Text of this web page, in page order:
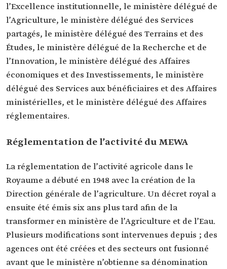
l’Excellence institutionnelle, le ministère délégué de
l’Agriculture, le ministère délégué des Services
partagés, le ministère délégué des Terrains et des
Études, le ministère délégué de la Recherche et de
l’Innovation, le ministère délégué des Affaires
économiques et des Investissements, le ministère
délégué des Services aux bénéficiaires et des Affaires
ministérielles, et le ministère délégué des Affaires
réglementaires.
Réglementation de l’activité du MEWA
La réglementation de l’activité agricole dans le
Royaume a débuté en 1948 avec la création de la
Direction générale de l’agriculture. Un décret royal a
ensuite été émis six ans plus tard afin de la
transformer en ministère de l’Agriculture et de l’Eau.
Plusieurs modifications sont intervenues depuis ; des
agences ont été créées et des secteurs ont fusionné
avant que le ministère n’obtienne sa dénomination